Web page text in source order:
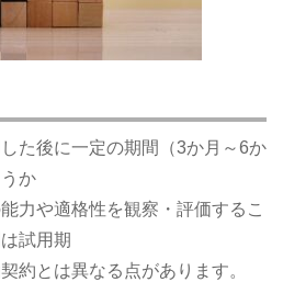
た後に一定の期間（3か月～6か
か
力や適格性を観察・評価するこ
試用期
約とは異なる点があります。